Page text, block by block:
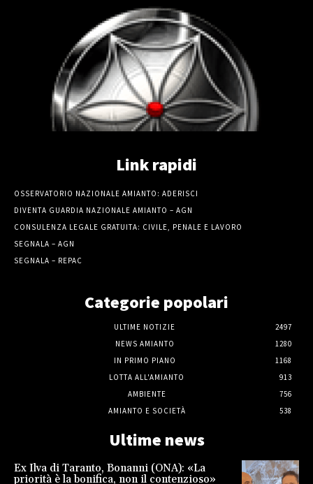
Link rapidi
OSSERVATORIO NAZIONALE AMIANTO: ADERISCI
DIVENTA GUARDIA NAZIONALE AMIANTO – AGN
CONSULENZA LEGALE GRATUITA: CIVILE, PENALE E LAVORO
SEGNALA – AGN
SEGNALA – REPAC
Categorie popolari
ULTIME NOTIZIE
2497
NEWS AMIANTO
1280
IN PRIMO PIANO
1168
LOTTA ALL'AMIANTO
913
AMBIENTE
756
AMIANTO E SOCIETÀ
538
Ultime news
Ex Ilva di Taranto, Bonanni (ONA): «La
priorità è la bonifica, non il contenzioso»